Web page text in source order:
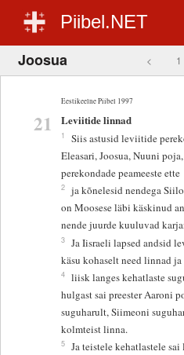
Piibel.NET
Joosua < 1
Eestikeelne Piibel 1997
21 Leviitide linnad
1
Siis astusid leviitide
Eleasari, Joosua, Nuuni
perekondade peameeste ette
2 ja kõnelesid nendega
on Moosese läbi käskinud
nende juurde kuuluvad
3 Ja Iisraeli lapsed andsid
käsu kohaselt need linnad
4 liisk langes kehatlaste
hulgast sai preester Aaroni
suguharult, Siimeoni
kolmteist linna.
5 Ja teistele kehatlastele